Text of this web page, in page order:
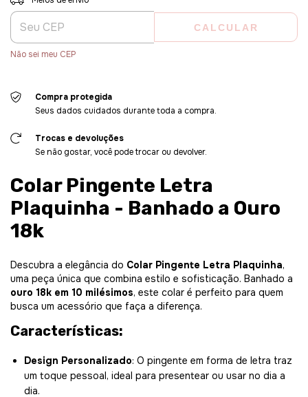
CALCULAR
Não sei meu CEP
Compra protegida
Seus dados cuidados durante toda a compra.
Trocas e devoluções
Se não gostar, você pode trocar ou devolver.
Colar Pingente Letra
Plaquinha - Banhado a Ouro
18k
Descubra a elegância do Colar Pingente Letra Plaquinha,
uma peça única que combina estilo e sofisticação. Banhado a
ouro 18k em 10 milésimos, este colar é perfeito para quem
busca um acessório que faça a diferença.
Características:
Design Personalizado: O pingente em forma de letra traz
um toque pessoal, ideal para presentear ou usar no dia a
dia.